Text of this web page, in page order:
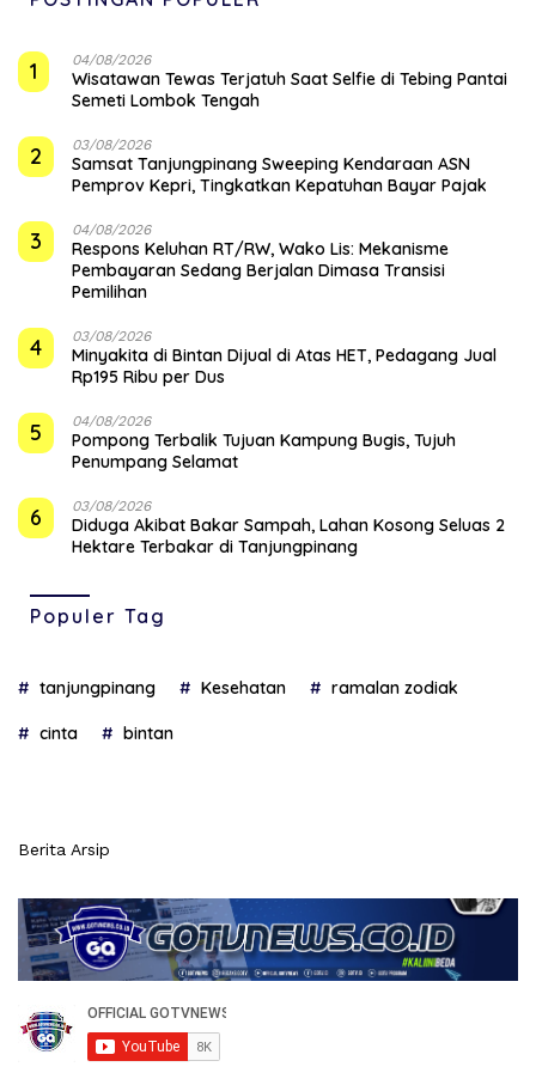
1 04/08/2026
Wisatawan Tewas Terjatuh Saat Selfie di Tebing Pantai
Semeti Lombok Tengah
2 03/08/2026
Samsat Tanjungpinang Sweeping Kendaraan ASN
Pemprov Kepri, Tingkatkan Kepatuhan Bayar Pajak
3 04/08/2026
‎Respons Keluhan RT/RW, Wako Lis: Mekanisme
Pembayaran Sedang Berjalan Dimasa Transisi
Pemilihan
4 03/08/2026
Minyakita di Bintan Dijual di Atas HET, Pedagang Jual
Rp195 Ribu per Dus
5 04/08/2026
Pompong Terbalik Tujuan Kampung Bugis, Tujuh
Penumpang Selamat
6 03/08/2026
Diduga Akibat Bakar Sampah, Lahan Kosong Seluas 2
Hektare Terbakar di Tanjungpinang
Populer Tag
tanjungpinang Kesehatan ramalan zodiak
cinta bintan
Berita Arsip